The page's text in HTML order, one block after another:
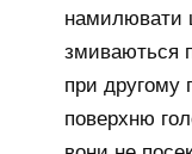
намилювати
змиваються
при другому
поверхню